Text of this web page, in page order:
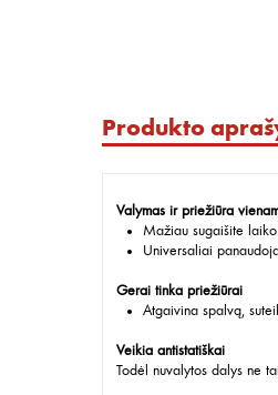
Produkto
Valymas ir priežiūra
Mažiau sugaišite
Universaliai
Gerai tinka priežiūrai
Atgaivina spalvą,
Veikia antistatiškai
Todėl nuvalytos dalys ne